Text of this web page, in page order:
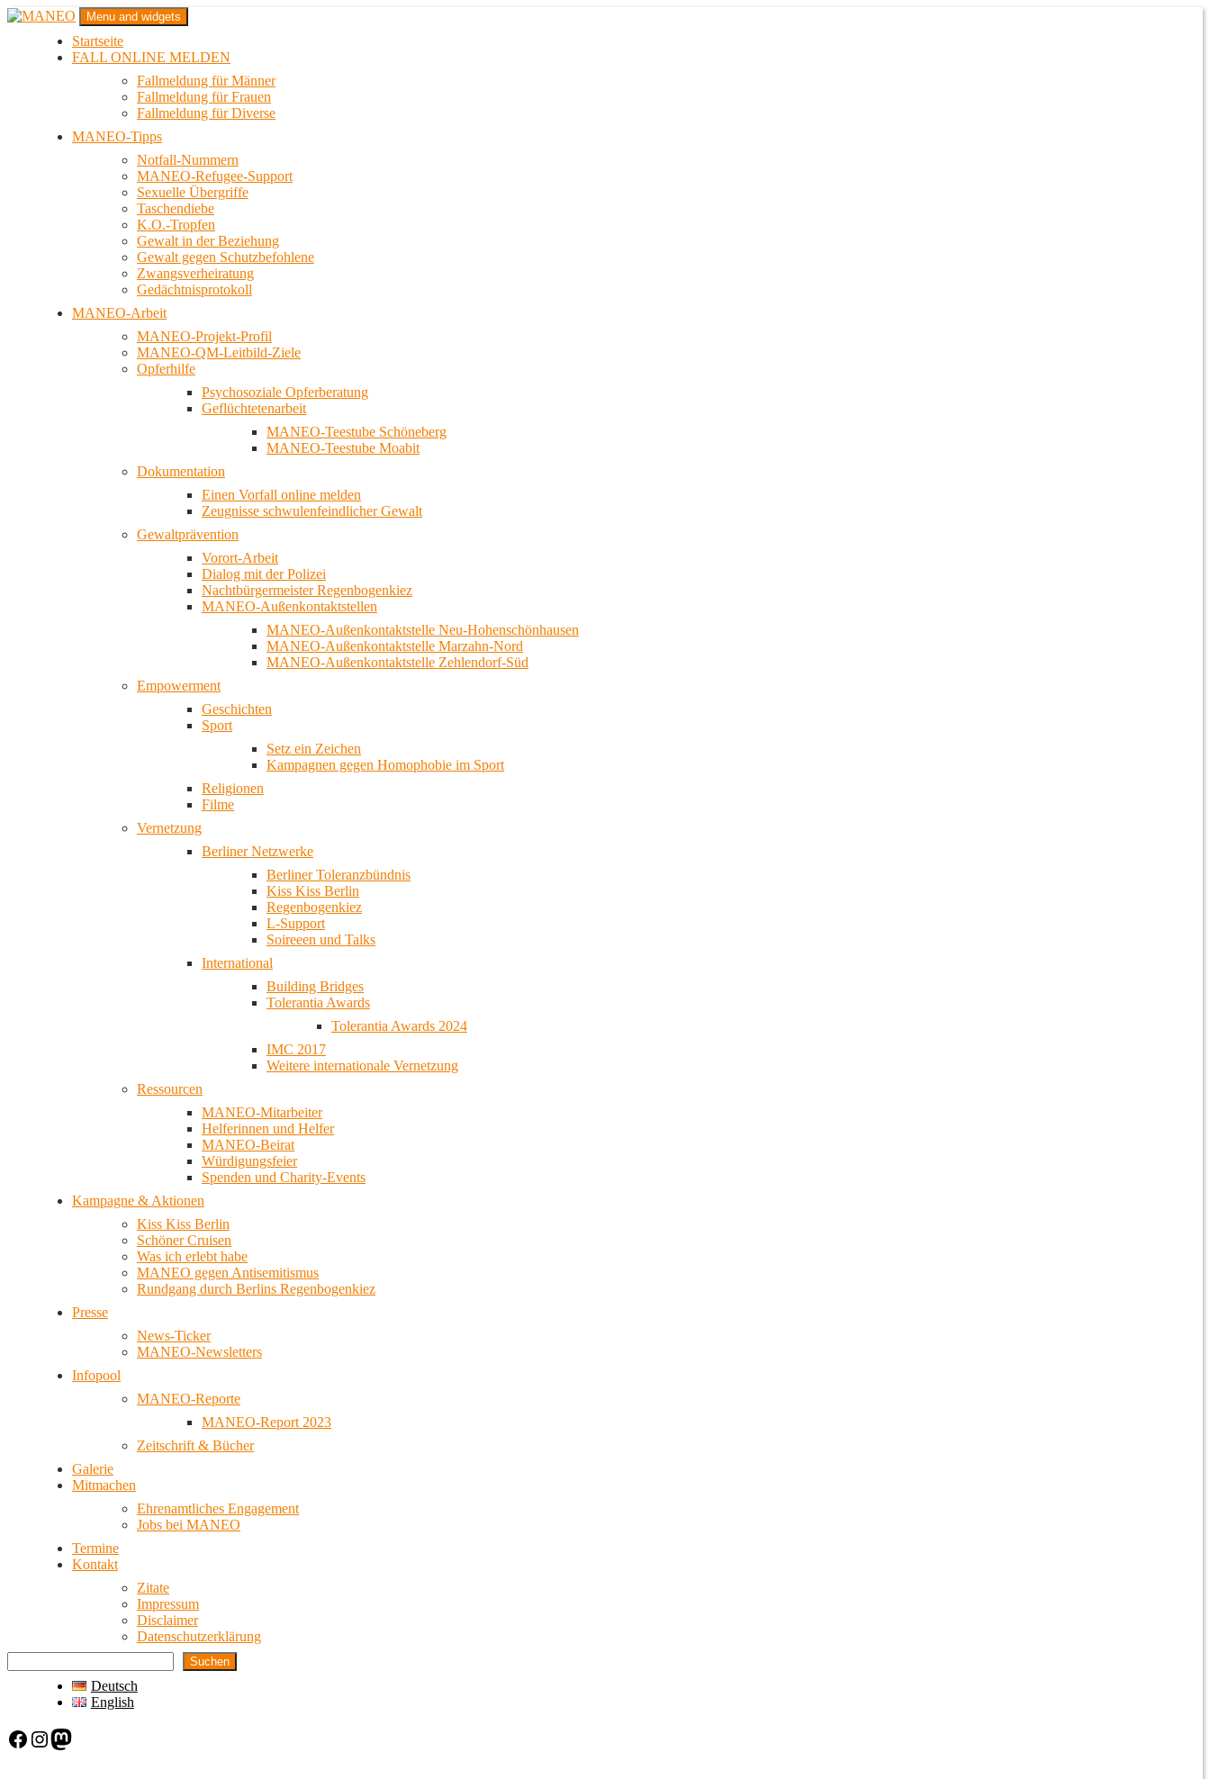
Zum
MANEO
Das schwule Anti-Gewalt-Projekt in Berlin
Menu and widgets
Startseite
FALL ONLINE MELDEN
Fallmeldung für Männer
Fallmeldung für Frauen
Fallmeldung für Diverse
MANEO-Tipps
Notfall-Nummern
MANEO-Refugee-Support
Sexuelle Übergriffe
Taschendiebe
K.O.-Tropfen
Gewalt in der Beziehung
Gewalt gegen Schutzbefohlene
Zwangsverheiratung
Gedächtnisprotokoll
MANEO-Arbeit
MANEO-Projekt-Profil
MANEO-QM-Leitbild-Ziele
Opferhilfe
Psychosoziale Opferberatung
Geflüchtetenarbeit
MANEO-Teestube Schöneberg
MANEO-Teestube Moabit
Dokumentation
Einen Vorfall online melden
Zeugnisse schwulenfeindlicher Gewalt
Gewaltprävention
Vorort-Arbeit
Dialog mit der Polizei
Nachtbürgermeister Regenbogenkiez
MANEO-Außenkontaktstellen
MANEO-Außenkontaktstelle Neu-Hohenschönhausen
MANEO-Außenkontaktstelle Marzahn-Nord
MANEO-Außenkontaktstelle Zehlendorf-Süd
Empowerment
Geschichten
Sport
Setz ein Zeichen
Kampagnen gegen Homophobie im Sport
Religionen
Filme
Vernetzung
Berliner Netzwerke
Berliner Toleranzbündnis
Kiss Kiss Berlin
Regenbogenkiez
L-Support
Soireeen und Talks
International
Building Bridges
Tolerantia Awards
Tolerantia Awards 2024
IMC 2017
Weitere internationale Vernetzung
Ressourcen
MANEO-Mitarbeiter
Helferinnen und Helfer
MANEO-Beirat
Würdigungsfeier
Spenden und Charity-Events
Kampagne & Aktionen
Kiss Kiss Berlin
Schöner Cruisen
Was ich erlebt habe
MANEO gegen Antisemitismus
Rundgang durch Berlins Regenbogenkiez
Presse
News-Ticker
MANEO-Newsletters
Infopool
MANEO-Reporte
MANEO-Report 2023
Zeitschrift & Bücher
Galerie
Mitmachen
Ehrenamtliches Engagement
Jobs bei MANEO
Termine
Kontakt
Zitate
Impressum
Disclaimer
Datenschutzerklärung
Suchen
Deutsch
English
Facebook Instagram Mastodon